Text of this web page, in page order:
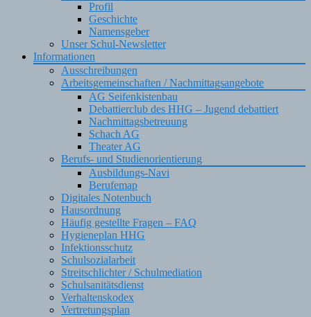
Profil
Geschichte
Namensgeber
Unser Schul-Newsletter
Informationen
Ausschreibungen
Arbeitsgemeinschaften / Nachmittagsangebote
AG Seifenkistenbau
Debattierclub des HHG – Jugend debattiert
Nachmittagsbetreuung
Schach AG
Theater AG
Berufs- und Studienorientierung
Ausbildungs-Navi
Berufemap
Digitales Notenbuch
Hausordnung
Häufig gestellte Fragen – FAQ
Hygieneplan HHG
Infektionsschutz
Schulsozialarbeit
Streitschlichter / Schulmediation
Schulsanitätsdienst
Verhaltenskodex
Vertretungsplan